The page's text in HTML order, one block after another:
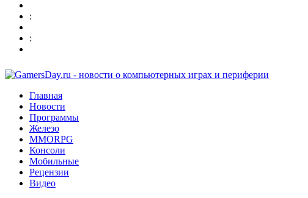
:
:
Главная
Новости
Программы
Железо
MMORPG
Консоли
Мобильные
Рецензии
Видео